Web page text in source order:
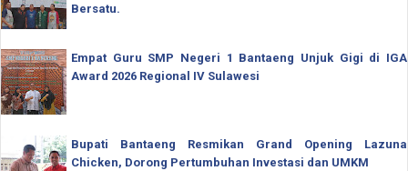
Bersatu.
Empat Guru SMP Negeri 1 Bantaeng Unjuk Gigi di IGA
Award 2026 Regional IV Sulawesi
Bupati Bantaeng Resmikan Grand Opening Lazuna
Chicken, Dorong Pertumbuhan Investasi dan UMKM